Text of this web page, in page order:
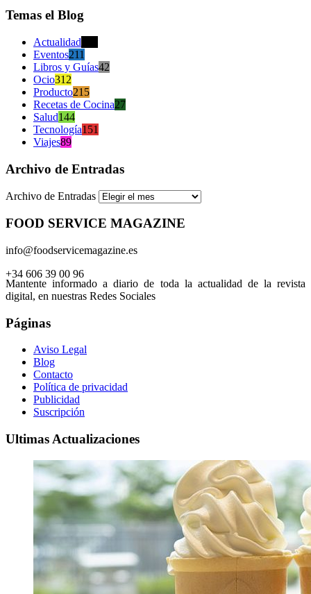
Temas el Blog
Actualidad
Eventos211
Libros y Guías42
Ocio312
Producto215
Recetas de Cocina27
Salud144
Tecnología151
Viajes89
Archivo de Entradas
Archivo de Entradas
FOOD SERVICE MAGAZINE
info@foodservicemagazine.es
+34 606 39 00 96
Mantente informado a diario de toda la actualidad de la revista
digital, en nuestras Redes Sociales
Páginas
Aviso Legal
Blog
Contacto
Política de privacidad
Publicidad
Suscripción
Ultimas Actualizaciones